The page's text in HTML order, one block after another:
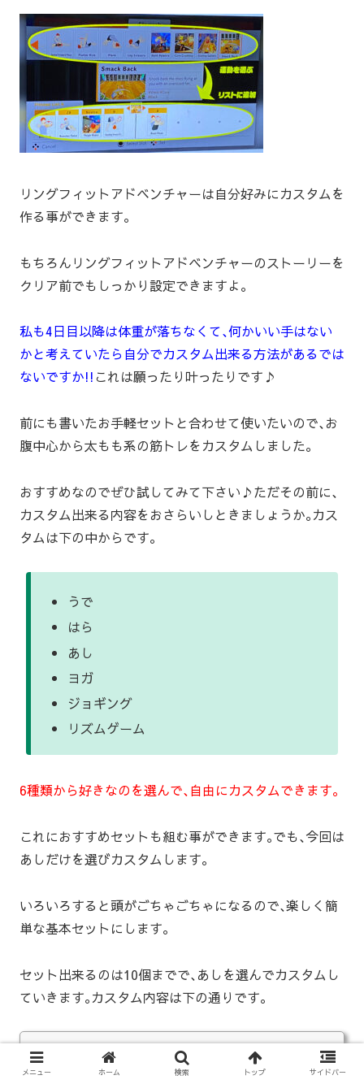
リングフィットアドベンチャーは自分好みにカスタムを
作る事ができます｡
もちろんリングフィットアドベンチャーのストーリーを
クリア前でもしっかり設定できますよ｡
私も4日目以降は体重が落ちなくて､何かいい手はない
かと考えていたら自分でカスタム出来る方法があるでは
ないですか!!これは願ったり叶ったりです♪
前にも書いたお手軽セットと合わせて使いたいので､お
腹中心から太もも系の筋トレをカスタムしました｡
おすすめなのでぜひ試してみて下さい♪ただその前に､
カスタム出来る内容をおさらいしときましょうか｡カス
タムは下の中からです｡
うで
はら
あし
ヨガ
ジョギング
リズムゲーム
6種類から好きなのを選んで､自由にカスタムできます｡
これにおすすめセットも組む事ができます｡でも､今回は
あしだけを選びカスタムします｡
いろいろすると頭がごちゃごちゃになるので､楽しく簡
単な基本セットにします｡
セット出来るのは10個までで､あしを選んでカスタムし
ていきます｡カスタム内容は下の通りです｡
あし
メニュー ホーム 検索 トップ サイドバー